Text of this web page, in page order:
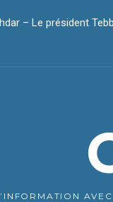
– Le président